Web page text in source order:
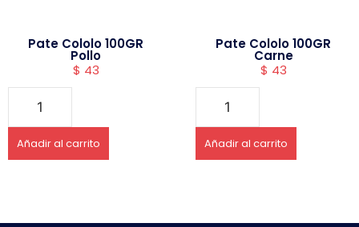
Pate Cololo 100GR
Pollo
$ 43
Añadir al carrito
Pate Cololo 100GR
Carne
$ 43
Añadir al carrito